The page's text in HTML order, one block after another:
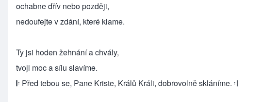
ochabne dřív nebo později,
nedoufejte v zdání, které klame.
Ty jsi hoden žehnání a chvály,
tvoji moc a sílu slavíme.
𝄆 Před tebou se, Pane Kriste, Králů Králi, dobrovolně skláníme. 𝄇